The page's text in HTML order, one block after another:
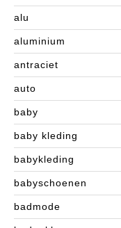
alu
aluminium
antraciet
auto
baby
baby kleding
babykleding
babyschoenen
badmode